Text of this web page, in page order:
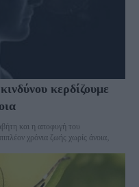
κερδίζουμε
και η αποφυγή του
χρόνια ζωής χωρίς άνοια,